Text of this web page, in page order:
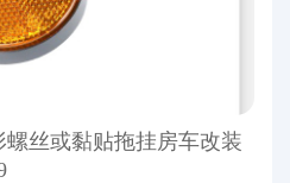
丝或黏贴拖挂房车改装